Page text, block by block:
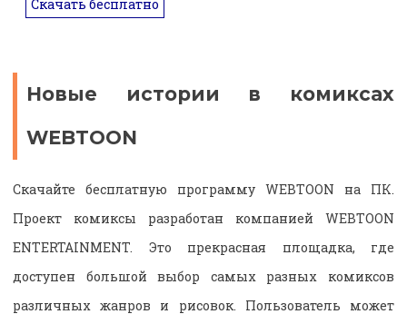
Скачать бесплатно
Новые истории в комиксах
WEBTOON
Скачайте бесплатную программу WEBTOON на ПК.
Проект комиксы разработан компанией WEBTOON
ENTERTAINMENT. Это прекрасная площадка, где
доступен большой выбор самых разных комиксов
различных жанров и рисовок. Пользователь может